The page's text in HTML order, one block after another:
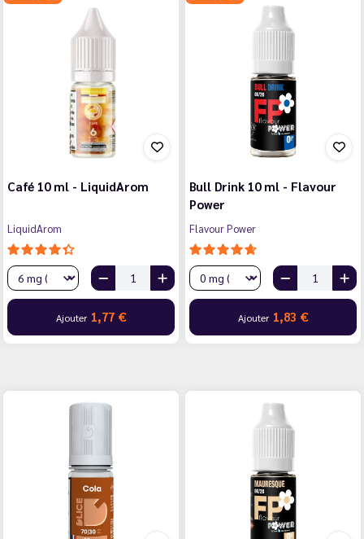
Café 10 ml - LiquidArom
LiquidArom
Ajouter 1,77 €
Bull Drink 10 ml - Flavour
Power
Flavour Power
Ajouter 1,83 €